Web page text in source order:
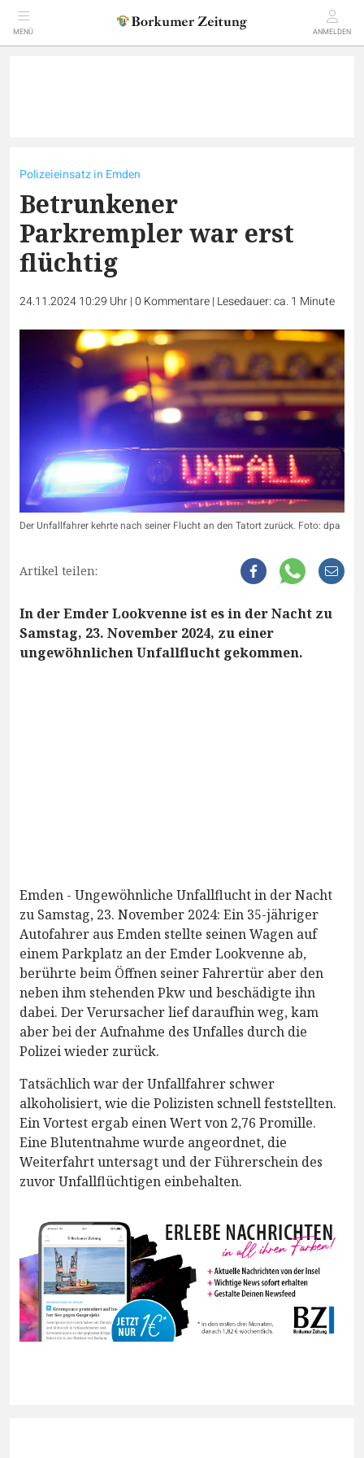
MENÜ ANMELDEN
Polizeieinsatz in Emden
Betrunkener
Parkrempler war erst
flüchtig
24.11.2024 10:29 Uhr|0 Kommentare| Lesedauer: ca. 1 Minute
Der Unfallfahrer kehrte nach seiner Flucht an den Tatort zurück. Foto: dpa
Artikel teilen:
In der Emder Lookvenne ist es in der Nacht zu
Samstag, 23. November 2024, zu einer
ungewöhnlichen Unfallflucht gekommen.
Emden - Ungewöhnliche Unfallflucht in der Nacht
zu Samstag, 23. November 2024: Ein 35-jähriger
Autofahrer aus Emden stellte seinen Wagen auf
einem Parkplatz an der Emder Lookvenne ab,
berührte beim Öffnen seiner Fahrertür aber den
neben ihm stehenden Pkw und beschädigte ihn
dabei. Der Verursacher lief daraufhin weg, kam
aber bei der Aufnahme des Unfalles durch die
Polizei wieder zurück.
Tatsächlich war der Unfallfahrer schwer
alkoholisiert, wie die Polizisten schnell feststellten.
Ein Vortest ergab einen Wert von 2,76 Promille.
Eine Blutentnahme wurde angeordnet, die
Weiterfahrt untersagt und der Führerschein des
zuvor Unfallflüchtigen einbehalten.